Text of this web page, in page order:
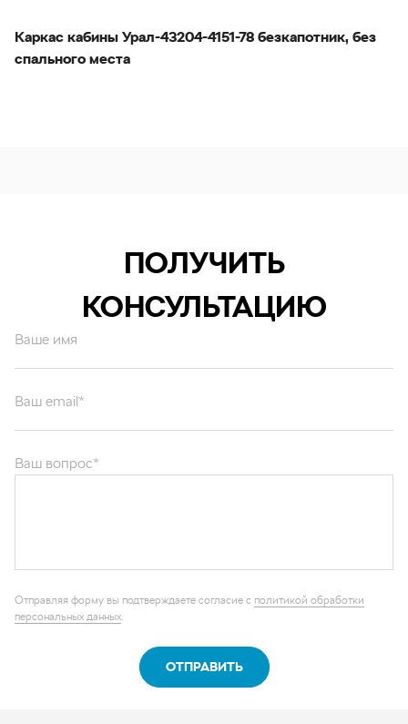
Каркас кабины Урал-43204-4151-78 безкапотник, без
спального места
ПОЛУЧИТЬ
КОНСУЛЬТАЦИЮ
Ваше имя
персональных данных
Каталог запчастей